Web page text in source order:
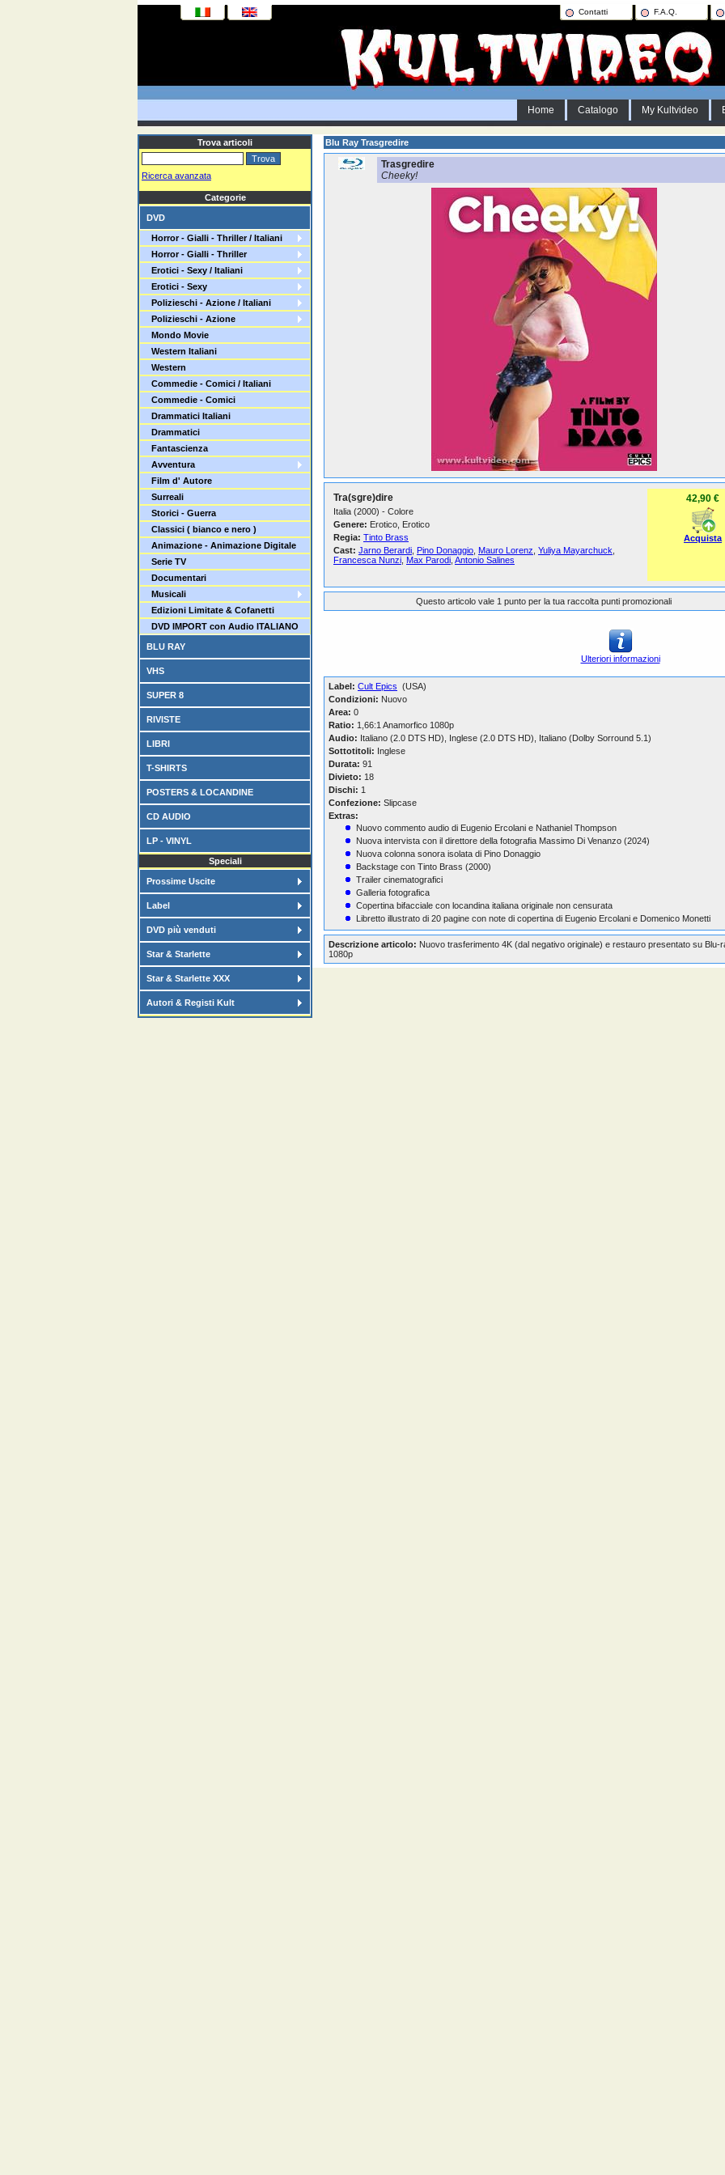
Contatti F.A.Q.
Home Catalogo My Kultvideo
Trova articoli
Ricerca avanzata
Categorie
DVD
Horror - Gialli - Thriller / Italiani
Horror - Gialli - Thriller
Erotici - Sexy / Italiani
Erotici - Sexy
Polizieschi - Azione / Italiani
Polizieschi - Azione
Mondo Movie
Western Italiani
Western
Commedie - Comici / Italiani
Commedie - Comici
Drammatici Italiani
Drammatici
Fantascienza
Avventura
Film d' Autore
Surreali
Storici - Guerra
Classici ( bianco e nero )
Animazione - Animazione Digitale
Serie TV
Documentari
Musicali
Edizioni Limitate & Cofanetti
DVD IMPORT con Audio ITALIANO
BLU RAY
VHS
SUPER 8
RIVISTE
LIBRI
T-SHIRTS
POSTERS & LOCANDINE
CD AUDIO
LP - VINYL
Speciali
Prossime Uscite
Label
DVD più venduti
Star & Starlette
Star & Starlette XXX
Autori & Registi Kult
Blu Ray Trasgredire
Trasgredire
Cheeky!
Tra(sgre)dire
Italia (2000) - Colore
Genere: Erotico, Erotico
Regia: Tinto Brass
Cast: Jarno Berardi Pino Donaggio Mauro Lorenz Yuliya Mayarchuck
Francesca Nunzi Max Parodi Antonio Salines
42,90 €
Acquista
Questo articolo vale 1 punto per la tua raccolta punti promozionali
Ulteriori informazioni
Label: Cult Epics (USA)
Condizioni: Nuovo
Area: 0
Ratio: 1,66:1 Anamorfico 1080p
Audio: Italiano (2.0 DTS HD), Inglese (2.0 DTS HD), Italiano (Dolby Sorround 5.1)
Sottotitoli: Inglese
Durata: 91
Divieto: 18
Dischi: 1
Confezione: Slipcase
Extras:
Nuovo commento audio di Eugenio Ercolani e Nathaniel Thompson
Nuova intervista con il direttore della fotografia Massimo Di Venanzo (2024)
Nuova colonna sonora isolata di Pino Donaggio
Backstage con Tinto Brass (2000)
Trailer cinematografici
Galleria fotografica
Copertina bifacciale con locandina italiana originale non censurata
Libretto illustrato di 20 pagine con note di copertina di Eugenio Ercolani e Domenico Monetti
Descrizione articolo: Nuovo trasferimento 4K (dal negativo originale) e restauro presentato su Blu-
1080p